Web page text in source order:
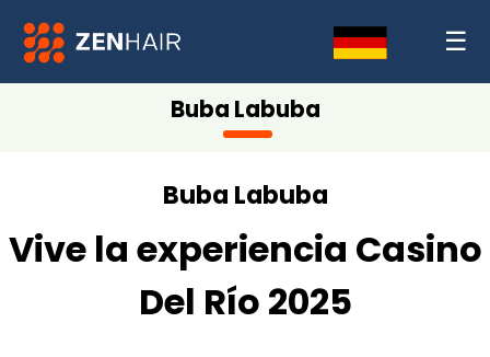
☰
Buba Labuba
Buba Labuba
Vive la experiencia Casino
Del Río 2025